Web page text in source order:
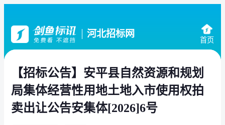
河北招标网
首页
【招标公告】安平县自然资源和规划
局集体经营性用地土地入市使用权拍
卖出让公告安集体[2026]6号